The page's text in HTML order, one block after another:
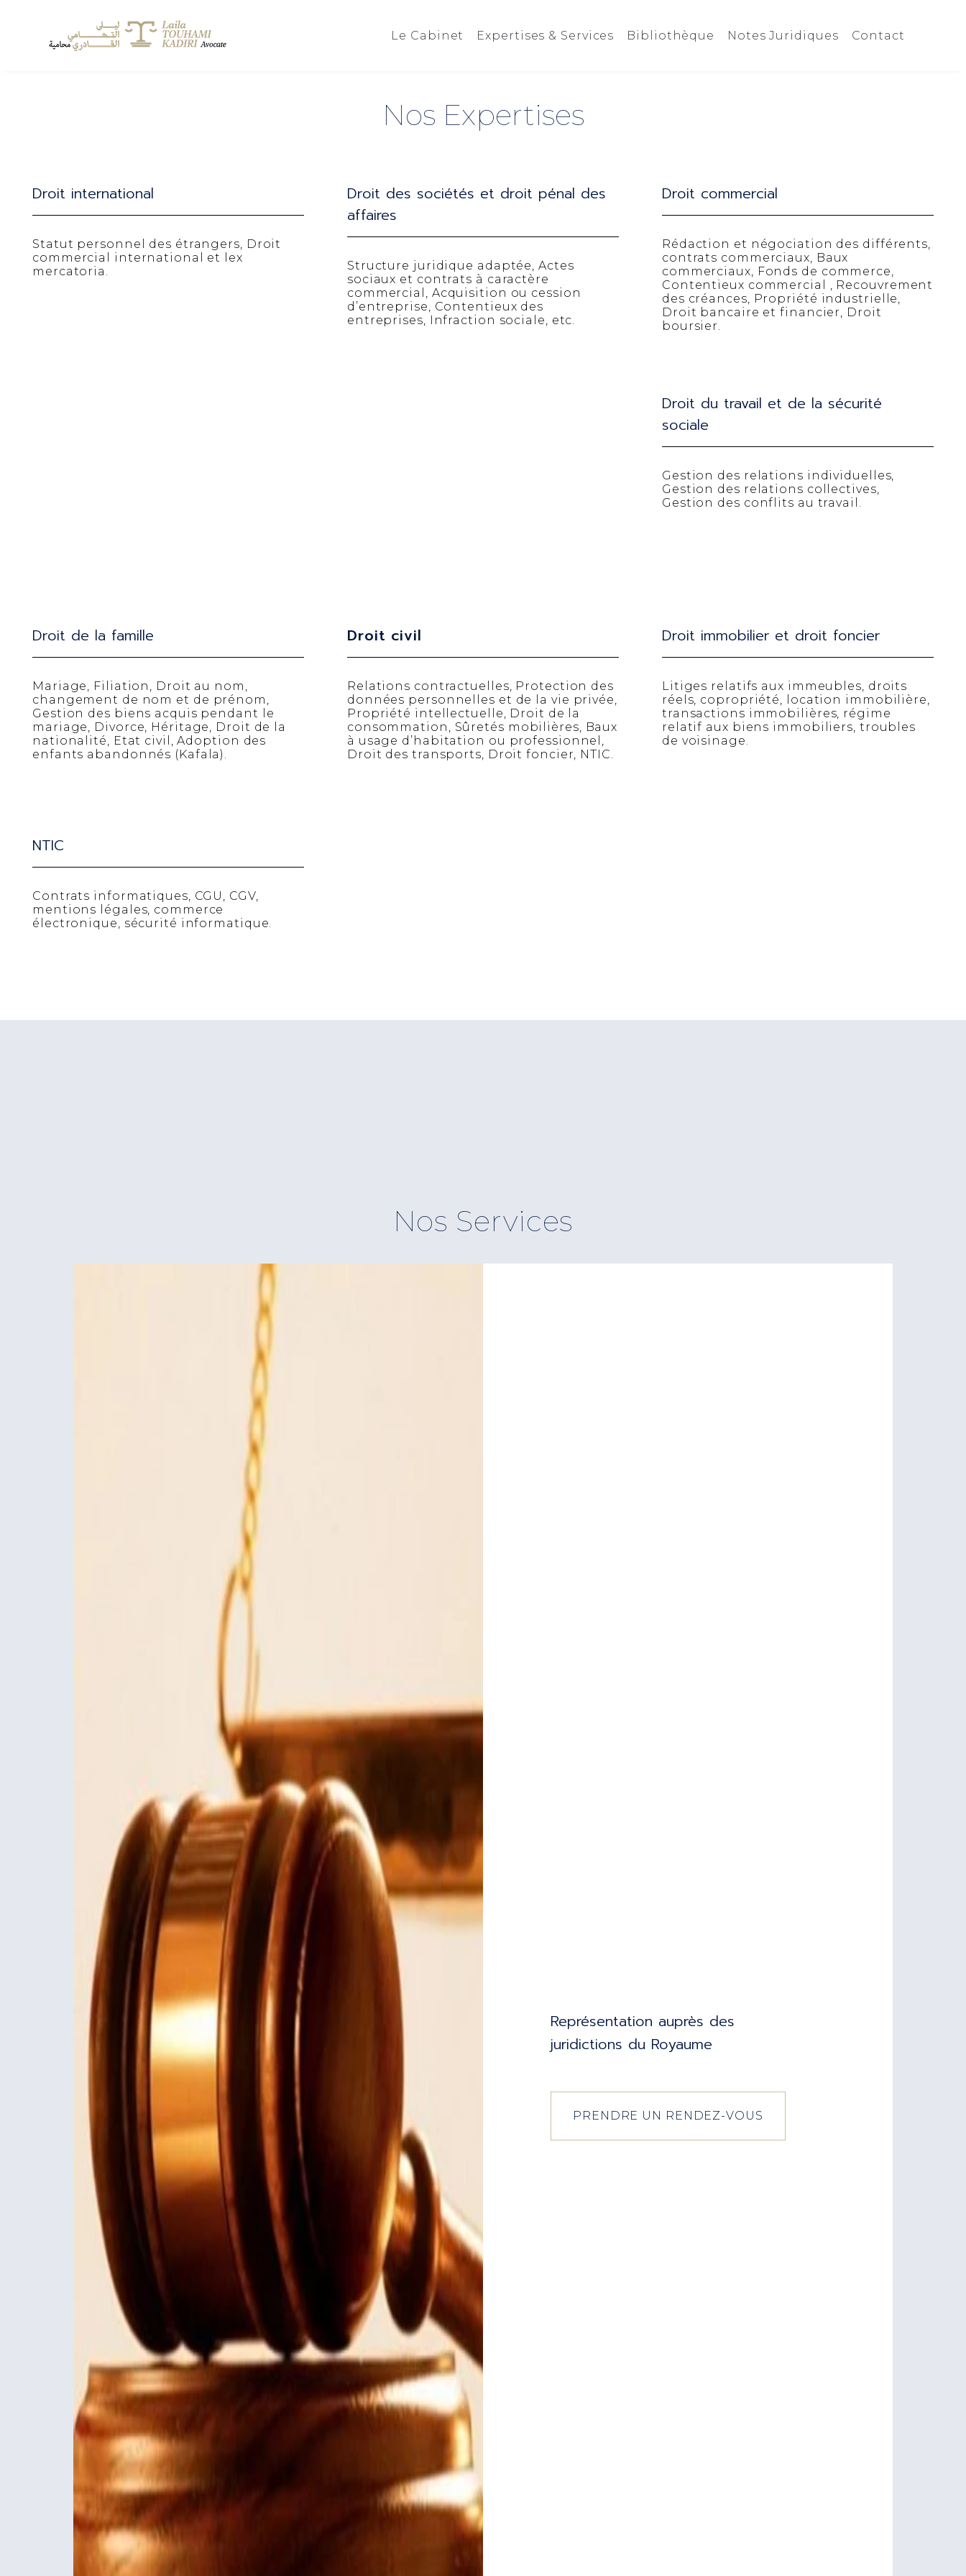
Le Cabinet Expertises & Services Bibliothèque Notes Juridiques Contact
Nos Expertises
Droit international
Statut personnel des étrangers, Droit
commercial international et lex
mercatoria.
Droit des sociétés et droit pénal des
affaires
Structure juridique adaptée, Actes
sociaux et contrats à caractère
commercial, Acquisition ou cession
d’entreprise, Contentieux des
entreprises, Infraction sociale, etc.
Droit commercial
Rédaction et négociation des différents,
contrats commerciaux, Baux
commerciaux, Fonds de commerce,
Contentieux commercial , Recouvrement
des créances, Propriété industrielle,
Droit bancaire et financier, Droit
boursier.
Droit du travail et de la sécurité
sociale
Gestion des relations individuelles,
Gestion des relations collectives,
Gestion des conflits au travail.
Droit de la famille
Mariage, Filiation, Droit au nom,
changement de nom et de prénom,
Gestion des biens acquis pendant le
mariage, Divorce, Héritage, Droit de la
nationalité, Etat civil, Adoption des
enfants abandonnés (Kafala).
Droit civil
Relations contractuelles, Protection des
données personnelles et de la vie privée,
Propriété intellectuelle, Droit de la
consommation, Sûretés mobilières, Baux
à usage d’habitation ou professionnel,
Droit des transports, Droit foncier, NTIC.
Droit immobilier et droit foncier
Litiges relatifs aux immeubles, droits
réels, copropriété, location immobilière,
transactions immobilières, régime
relatif aux biens immobiliers, troubles
de voisinage.
NTIC
Contrats informatiques, CGU, CGV,
mentions légales, commerce
électronique, sécurité informatique.
Nos Services
Représentation auprès des
juridictions du Royaume
PRENDRE UN RENDEZ-VOUS